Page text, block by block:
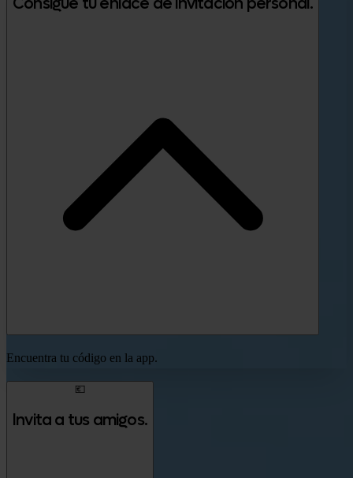
Encuentra tu código en la app.
💶
Invita a tus amigos.